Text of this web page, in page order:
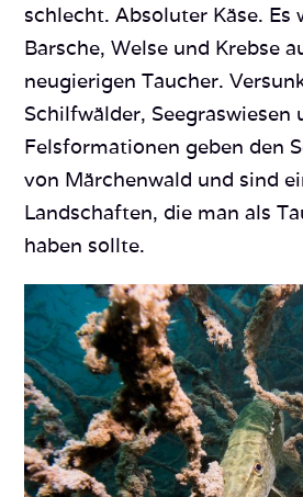
schlecht. Absoluter Käse. Es
Barsche, Welse und Krebse
neugierigen Taucher.
Schilfwälder, Seegraswiesen
Felsformationen geben den
von Märchenwald und sind
Landschaften, die man als
haben sollte.